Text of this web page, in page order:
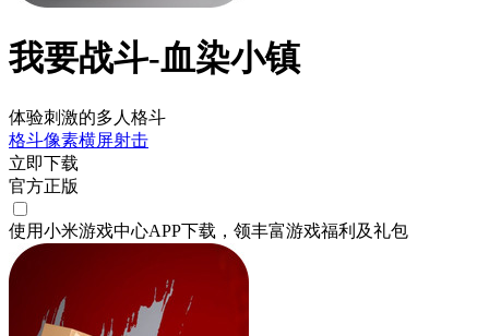
我要战斗-血染小镇
体验刺激的多人格斗
格斗像素横屏射击
立即下载
官方正版
使用小米游戏中心APP下载 ，领丰富游戏福利 及礼包